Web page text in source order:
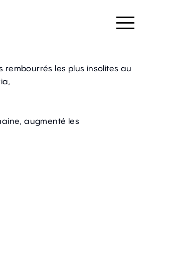
les plus insolites au
augmenté les